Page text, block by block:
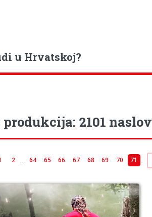
u Hrvatskoj?
2101 naslov
2 … 64 65 66 67 68 69 70 71